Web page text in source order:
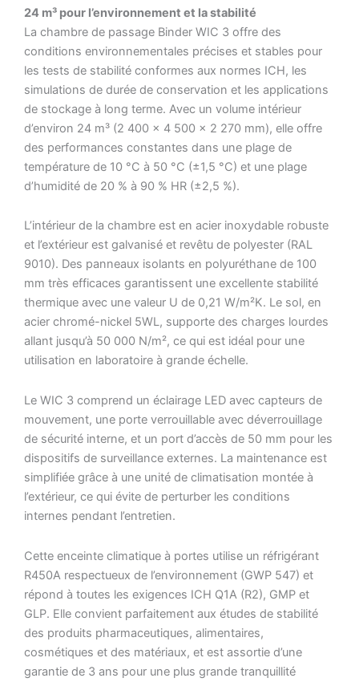
24 m³ pour l’environnement et la stabilité
La chambre de passage Binder WIC 3 offre des
conditions environnementales précises et stables pour
les tests de stabilité conformes aux normes ICH, les
simulations de durée de conservation et les applications
de stockage à long terme. Avec un volume intérieur
d’environ 24 m³ (2 400 × 4 500 × 2 270 mm), elle offre
des performances constantes dans une plage de
température de 10 °C à 50 °C (±1,5 °C) et une plage
d’humidité de 20 % à 90 % HR (±2,5 %).
L’intérieur de la chambre est en acier inoxydable robuste
et l’extérieur est galvanisé et revêtu de polyester (RAL
9010). Des panneaux isolants en polyuréthane de 100
mm très efficaces garantissent une excellente stabilité
thermique avec une valeur U de 0,21 W/m²K. Le sol, en
acier chromé-nickel 5WL, supporte des charges lourdes
allant jusqu’à 50 000 N/m², ce qui est idéal pour une
utilisation en laboratoire à grande échelle.
Le WIC 3 comprend un éclairage LED avec capteurs de
mouvement, une porte verrouillable avec déverrouillage
de sécurité interne, et un port d’accès de 50 mm pour les
dispositifs de surveillance externes. La maintenance est
simplifiée grâce à une unité de climatisation montée à
l’extérieur, ce qui évite de perturber les conditions
internes pendant l’entretien.
Cette enceinte climatique à portes utilise un réfrigérant
R450A respectueux de l’environnement (GWP 547) et
répond à toutes les exigences ICH Q1A (R2), GMP et
GLP. Elle convient parfaitement aux études de stabilité
des produits pharmaceutiques, alimentaires,
cosmétiques et des matériaux, et est assortie d’une
garantie de 3 ans pour une plus grande tranquillité